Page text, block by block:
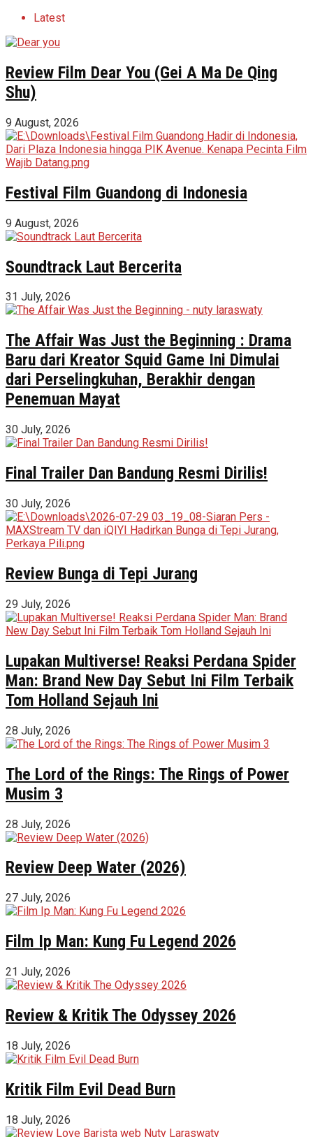
Latest
Review Film Dear You (Gei A Ma De Qing
Shu)
9 August, 2026
Festival Film Guandong di Indonesia
9 August, 2026
Soundtrack Laut Bercerita
31 July, 2026
The Affair Was Just the Beginning : Drama
Baru dari Kreator Squid Game Ini Dimulai
dari Perselingkuhan, Berakhir dengan
Penemuan Mayat
30 July, 2026
Final Trailer Dan Bandung Resmi Dirilis!
30 July, 2026
Review Bunga di Tepi Jurang
29 July, 2026
Lupakan Multiverse! Reaksi Perdana Spider
Man: Brand New Day Sebut Ini Film Terbaik
Tom Holland Sejauh Ini
28 July, 2026
The Lord of the Rings: The Rings of Power
Musim 3
28 July, 2026
Review Deep Water (2026)
27 July, 2026
Film Ip Man: Kung Fu Legend 2026
21 July, 2026
Review & Kritik The Odyssey 2026
18 July, 2026
Kritik Film Evil Dead Burn
18 July, 2026